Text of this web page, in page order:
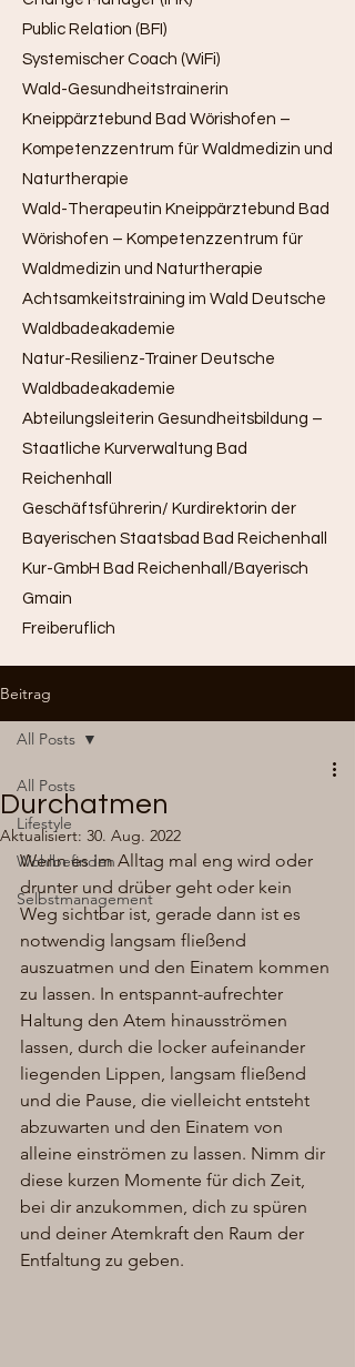
Public Relation (BFI)
Systemischer Coach (WiFi)
Wald-Gesundheitstrainerin
Kneippärztebund Bad Wörishofen –
Kompetenzzentrum für Waldmedizin und
Naturtherapie
Wald-Therapeutin Kneippärztebund Bad
Wörishofen – Kompetenzzentrum für
Waldmedizin und Naturtherapie
Achtsamkeitstraining im Wald Deutsche
Waldbadeakademie
Natur-Resilienz-Trainer Deutsche
Waldbadeakademie
Abteilungsleiterin Gesundheitsbildung –
Staatliche Kurverwaltung Bad
Reichenhall
Geschäftsführerin/ Kurdirektorin der
Bayerischen Staatsbad Bad Reichenhall
Kur-GmbH Bad Reichenhall/Bayerisch
Gmain
Freiberuflich
Beitrag
All Posts
Lifestyle
Wohlbefinden
Selbstmanagement
All Posts
Durchatmen
Aktualisiert: 30. Aug. 2022
Wenn es im Alltag mal eng wird oder
drunter und drüber geht oder kein
Weg sichtbar ist, gerade dann ist es
notwendig langsam fließend
auszuatmen und den Einatem kommen
zu lassen. In entspannt-aufrechter
Haltung den Atem hinausströmen
lassen, durch die locker aufeinander
liegenden Lippen, langsam fließend
und die Pause, die vielleicht entsteht
abzuwarten und den Einatem von
alleine einströmen zu lassen. Nimm dir
diese kurzen Momente für dich Zeit,
bei dir anzukommen, dich zu spüren
und deiner Atemkraft den Raum der
Entfaltung zu geben.